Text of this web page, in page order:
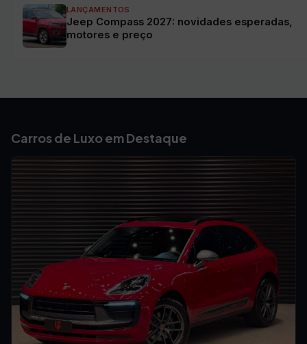
LANÇAMENTOS
Jeep Compass 2027: novidades esperadas,
motores e preço
Carros de Luxo em Destaque